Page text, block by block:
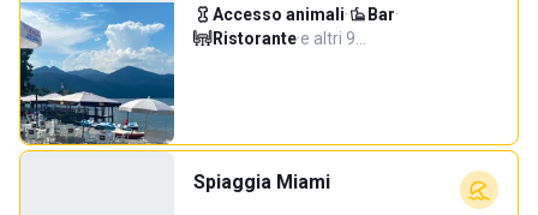
Accesso animali· Bar·
Ristorante·e altri 9…
Spiaggia Miami